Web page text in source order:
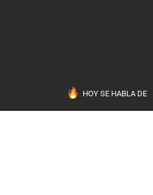
HOY SE HABLA DE